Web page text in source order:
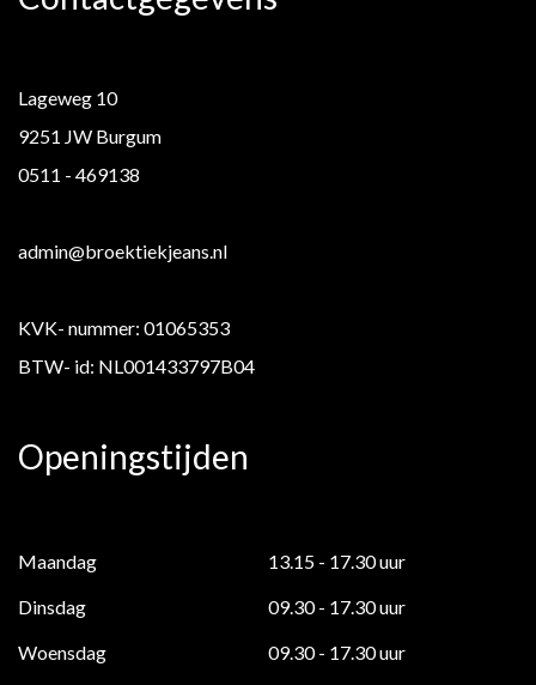
Lageweg 10
9251 JW Burgum
0511 - 469138
admin@broektiekjeans.nl
KVK- nummer: 01065353
BTW- id: NL001433797B04
Openingstijden
Maandag
13.15 - 17.30 uur
Dinsdag
09.30 - 17.30 uur
Woensdag
09.30 - 17.30 uur